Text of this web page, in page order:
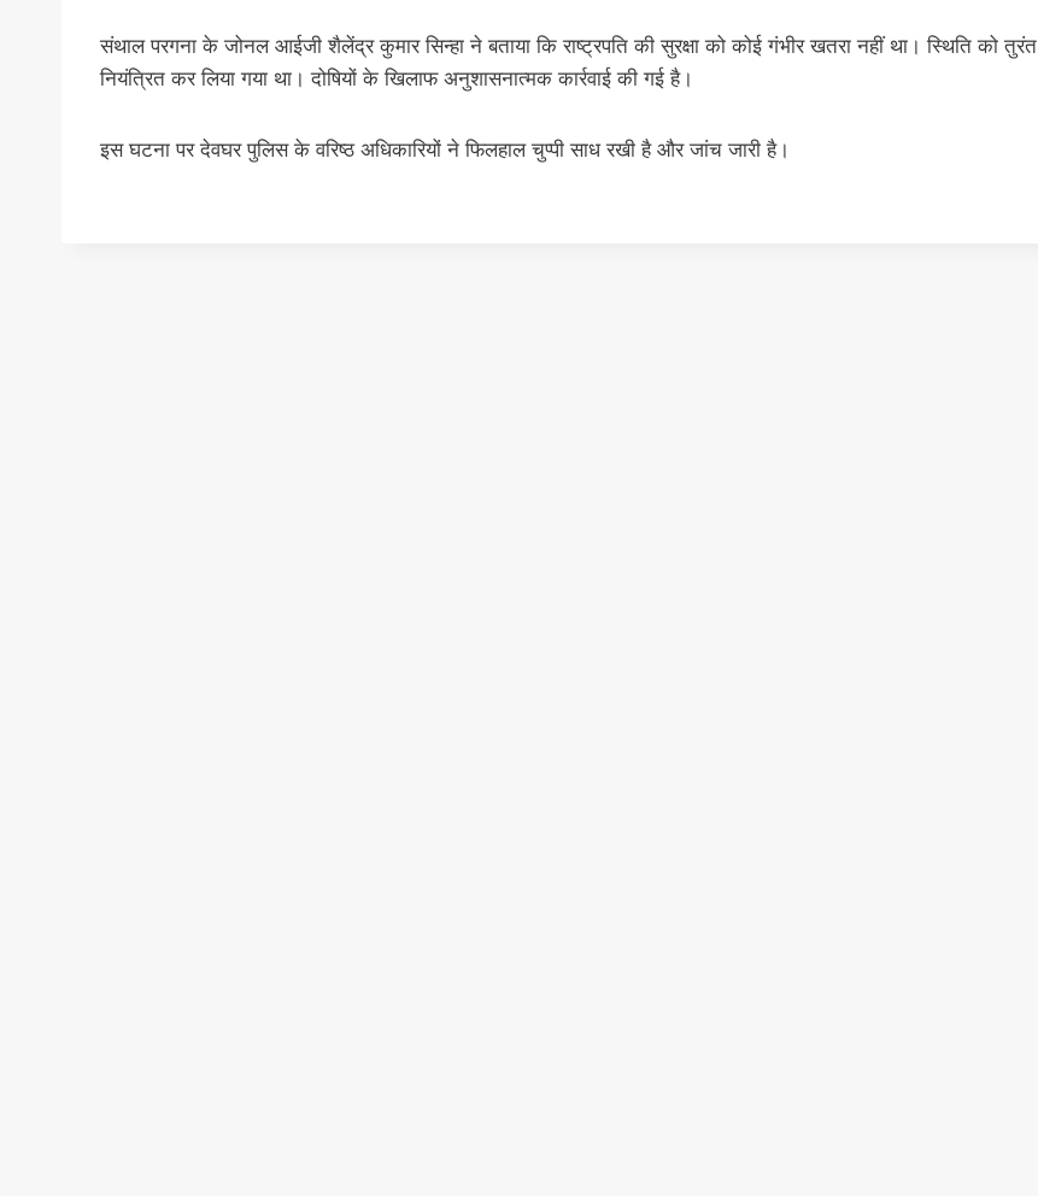
संथाल परगना के जोनल आईजी शैलेंद्र कुमार सिन्हा ने बताया कि राष्ट्रपति की सुरक्षा को कोई गंभीर खतरा नहीं था। स्थिति को तुरंत
नियंत्रित कर लिया गया था। दोषियों के खिलाफ अनुशासनात्मक कार्रवाई की गई है।
इस घटना पर देवघर पुलिस के वरिष्ठ अधिकारियों ने फिलहाल चुप्पी साध रखी है और जांच जारी है।